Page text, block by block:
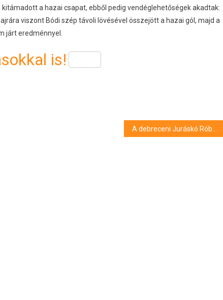
a hazai csapat, ebből pedig vendéglehetőségek akadtak:
viszont Bódi szép távoli lövésével összejött a hazai gól, majd a
járt eredménnyel.
is!